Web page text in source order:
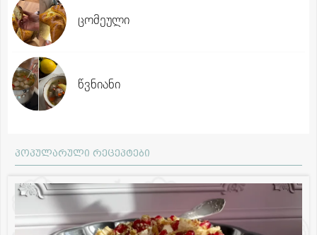
ცომეული
წვნიანი
პოპულარული რეცეპტები